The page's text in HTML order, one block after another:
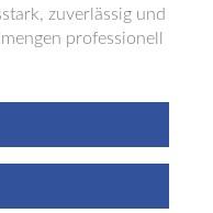
zuverlässig und
professionell